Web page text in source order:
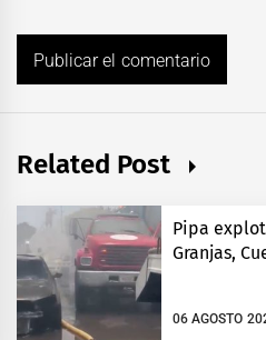
Related Post
Pipa
Granjas,
06 AGOSTO